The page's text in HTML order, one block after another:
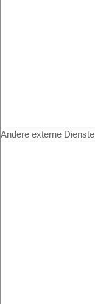
Andere externe Dienste